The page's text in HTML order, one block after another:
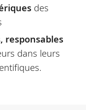
des
responsables
dans leurs